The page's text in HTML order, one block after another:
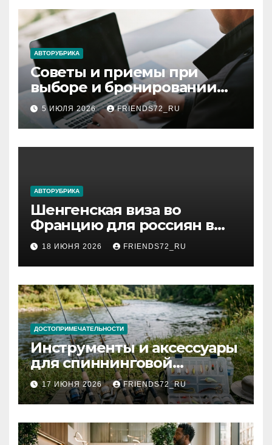
АВТОРУБРИКА
Советы и приемы при
выборе и бронировании
авиабилетов
5 ИЮЛЯ 2026 FRIENDS72_RU
АВТОРУБРИКА
Шенгенская виза во
Францию для россиян в
2026 году: сроки от 3 дней
и список необходимых
документов
18 ИЮНЯ 2026 FRIENDS72_RU
ДОСТОПРИМЕЧАТЕЛЬНОСТИ
Инструменты и аксессуары
для спиннинговой
рыбалки: назначение и
типы
17 ИЮНЯ 2026 FRIENDS72_RU